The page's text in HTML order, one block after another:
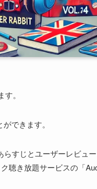
。
できます。
すじとユーザーレビュ
聴き放題サービスの「